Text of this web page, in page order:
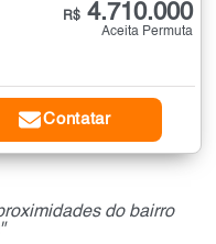
R$ 4.710.000
Aceita Permuta
Contatar
do bairro